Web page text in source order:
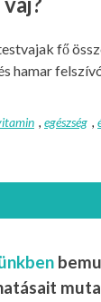
fő
hamar
, egészség ,